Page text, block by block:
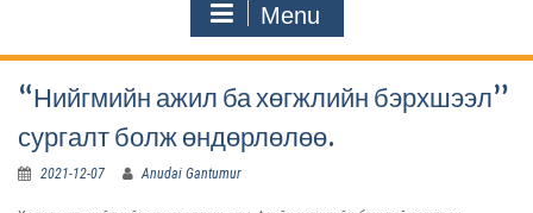
Menu
“Нийгмийн ажил ба хөгжлийн бэрхшээл”
сургалт болж өндөрлөлөө.
2021-12-07 Anudai Gantumur